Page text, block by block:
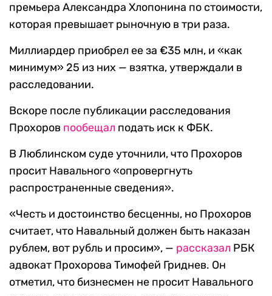
премьера Александра Хлопонина по стоимости,
которая превышает рыночную в три раза.
Миллиардер приобрел ее за €35 млн, и «как
минимум» 25 из них — взятка, утверждали в
расследовании.
Вскоре после публикации расследования
Прохоров пообещал подать иск к ФБК.
В Люблинском суде уточнили, что Прохоров
просит Навального «опровергнуть
распространенные сведения».
«Честь и достоинство бесценны, но Прохоров
считает, что Навальный должен быть наказан
рублем, вот рубль и просим», — рассказал РБК
адвокат Прохорова Тимофей Гриднев. Он
отметил, что бизнесмен не просит Навального